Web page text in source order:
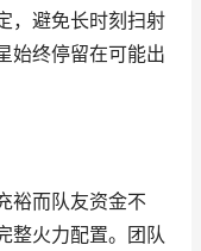
，避免长时刻扫射
始终停留在可能出
裕而队友资金不
整火力配置。团队